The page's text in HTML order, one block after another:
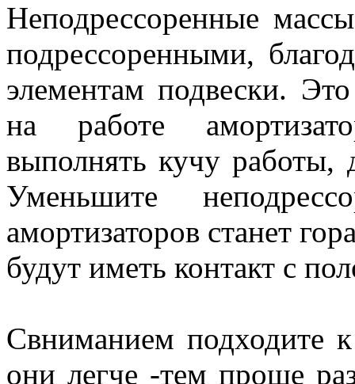
Неподрессоренные
подрессоренными,
элементам подвески.
на работе
выполнять кучу работы,
Уменьшите
амортизаторов станет
будут иметь контакт с
Свниманием подходите
они легче -тем проще